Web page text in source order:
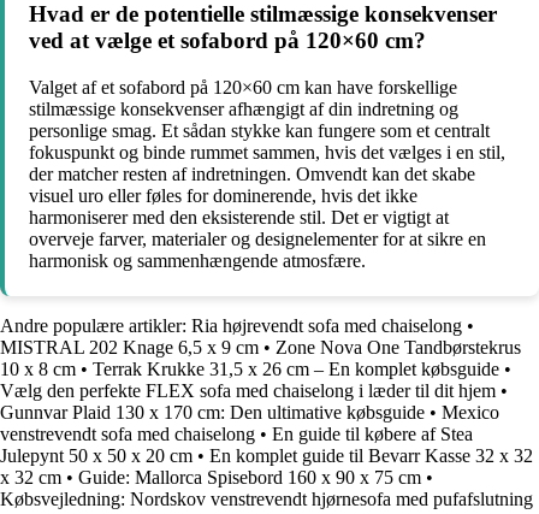
Hvad er de potentielle stilmæssige konsekvenser
ved at vælge et sofabord på 120×60 cm?
Valget af et sofabord på 120×60 cm kan have forskellige
stilmæssige konsekvenser afhængigt af din indretning og
personlige smag. Et sådan stykke kan fungere som et centralt
fokuspunkt og binde rummet sammen, hvis det vælges i en stil,
der matcher resten af indretningen. Omvendt kan det skabe
visuel uro eller føles for dominerende, hvis det ikke
harmoniserer med den eksisterende stil. Det er vigtigt at
overveje farver, materialer og designelementer for at sikre en
harmonisk og sammenhængende atmosfære.
Andre populære artikler: Ria højrevendt sofa med chaiselong •
MISTRAL 202 Knage 6,5 x 9 cm • Zone Nova One Tandbørstekrus
10 x 8 cm • Terrak Krukke 31,5 x 26 cm – En komplet købsguide •
Vælg den perfekte FLEX sofa med chaiselong i læder til dit hjem •
Gunnvar Plaid 130 x 170 cm: Den ultimative købsguide • Mexico
venstrevendt sofa med chaiselong • En guide til købere af Stea
Julepynt 50 x 50 x 20 cm • En komplet guide til Bevarr Kasse 32 x 32
x 32 cm • Guide: Mallorca Spisebord 160 x 90 x 75 cm •
Købsvejledning: Nordskov venstrevendt hjørnesofa med pufafslutning